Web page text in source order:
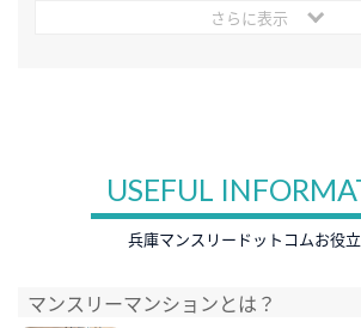
さらに表示
USEFUL
兵庫マンスリードットコムお役
マンスリーマンションとは？